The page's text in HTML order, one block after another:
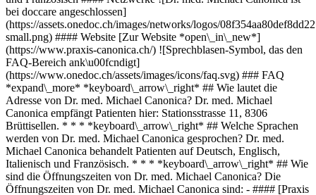
bei doccare angeschlossen]
(https://assets.onedoc.ch/images/networks/logos/
small.png) #### Website [Zur Website *open\_in\_new*]
(https://www.praxis-canonica.ch/) ![Sprechblasen-Symbol, das den
FAQ-Bereich ank\u00fcndigt]
(https://www.onedoc.ch/assets/images/icons/faq.svg) ### FAQ
*expand\_more* *keyboard\_arrow\_right* ## Wie lautet die
Adresse von Dr. med. Michael Canonica? Dr. med. Michael
Canonica empfängt Patienten hier: Stationsstrasse 11, 8306
Brüttisellen. * * * *keyboard\_arrow\_right* ## Welche Sprachen
werden von Dr. med. Michael Canonica gesprochen? Dr. med.
Michael Canonica behandelt Patienten auf Deutsch, Englisch,
Italienisch und Französisch. * * * *keyboard\_arrow\_right* ## Wie
sind die Öffnungszeiten von Dr. med. Michael Canonica? Die
Öffnungszeiten von Dr. med. Michael Canonica sind: - #### [Praxis